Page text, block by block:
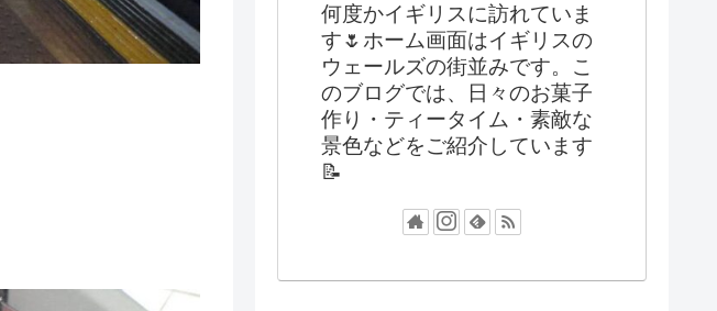
何度かイギリスに訪れていま
す🌷ホーム画面はイギリスの
ウェールズの街並みです。こ
のブログでは、日々のお菓子
作り・ティータイム・素敵な
景色などをご紹介しています
📝